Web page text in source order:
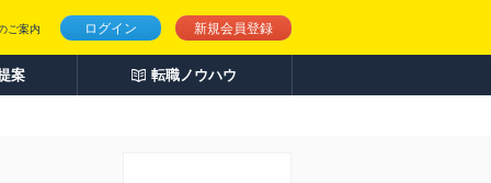
ログイン 新規会員登録
ご案内
案 転職ノウハウ